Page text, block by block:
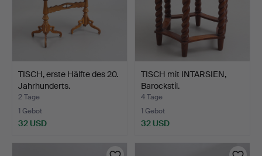
TISCH, erste Hälfte des 20.
Jahrhunderts.
2 Tage
1 Gebot
32 USD
TISCH mit INTARSIEN,
Barockstil.
4 Tage
1 Gebot
32 USD